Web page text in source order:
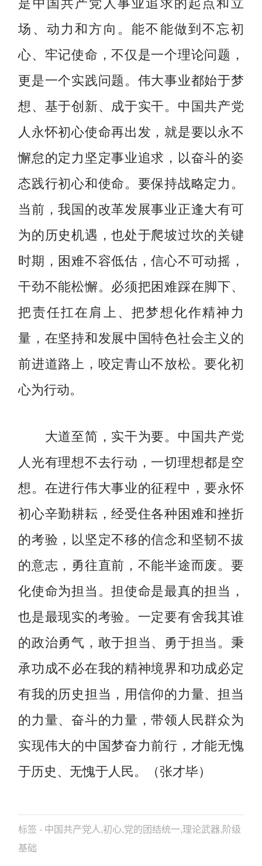
场、动力和方向。能不能做到不忘初
心、牢记使命，不仅是一个理论问题，
更是一个实践问题。伟大事业都始于梦
想、基于创新、成于实干。中国共产党
人永怀初心使命再出发，就是要以永不
懈怠的定力坚定事业追求，以奋斗的姿
态践行初心和使命。要保持战略定力。
当前，我国的改革发展事业正逢大有可
为的历史机遇，也处于爬坡过坎的关键
时期，困难不容低估，信心不可动摇，
干劲不能松懈。必须把困难踩在脚下、
把责任扛在肩上、把梦想化作精神力
量，在坚持和发展中国特色社会主义的
前进道路上，咬定青山不放松。要化初
心为行动。
大道至简，实干为要。中国共产党
人光有理想不去行动，一切理想都是空
想。在进行伟大事业的征程中，要永怀
初心辛勤耕耘，经受住各种困难和挫折
的考验，以坚定不移的信念和坚韧不拔
的意志，勇往直前，不能半途而废。要
化使命为担当。担使命是最真的担当，
也是最现实的考验。一定要有舍我其谁
的政治勇气，敢于担当、勇于担当。秉
承功成不必在我的精神境界和功成必定
有我的历史担当，用信仰的力量、担当
的力量、奋斗的力量，带领人民群众为
实现伟大的中国梦奋力前行，才能无愧
于历史、无愧于人民。（张才毕）
标签 - 中国共产党人,初心,党的团结统一,理论武器,阶级
基础